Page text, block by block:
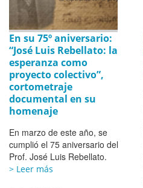
En su 75º aniversario:
“José Luis Rebellato: la
esperanza como
proyecto colectivo”,
cortometraje
documental en su
homenaje
En marzo de este año, se
cumplió el 75 aniversario del
Prof. José Luis Rebellato.
> Leer más